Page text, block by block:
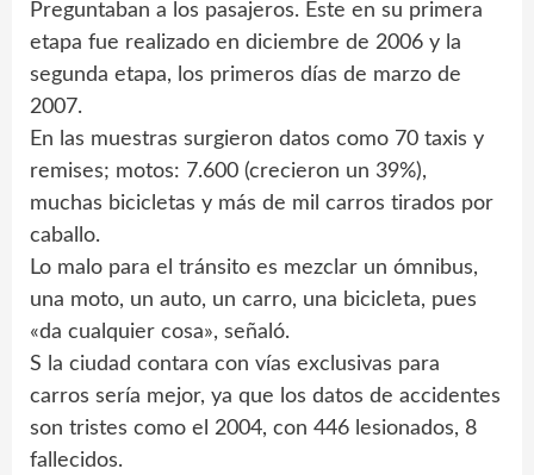
Preguntaban a los pasajeros. Este en su primera
etapa fue realizado en diciembre de 2006 y la
segunda etapa, los primeros días de marzo de
2007.
En las muestras surgieron datos como 70 taxis y
remises; motos: 7.600 (crecieron un 39%),
muchas bicicletas y más de mil carros tirados por
caballo.
Lo malo para el tránsito es mezclar un ómnibus,
una moto, un auto, un carro, una bicicleta, pues
«da cualquier cosa», señaló.
S la ciudad contara con vías exclusivas para
carros sería mejor, ya que los datos de accidentes
son tristes como el 2004, con 446 lesionados, 8
fallecidos.